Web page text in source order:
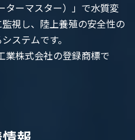
ーマスター）」で水質変
視し、陸上養殖の安全性の
ステムです。
株式会社の登録商標で